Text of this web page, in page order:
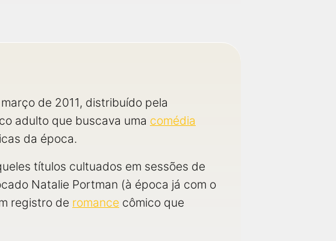
de 2011, distribuído pela
adulto que buscava uma comédia
da época.
títulos cultuados em sessões de
Natalie Portman (à época já com o
registro de romance cômico que